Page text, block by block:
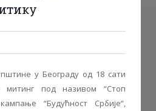
у Београду од 18 сати
митинг под називом “Стоп
“Будућност Србије“,